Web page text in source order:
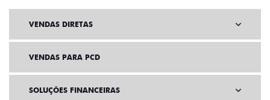
VENDAS DIRETAS
VENDAS PARA PCD
SOLUÇÕES FINANCEIRAS